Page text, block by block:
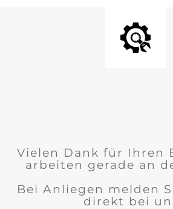
Vielen Dank für Ihren
arbeiten gerade an
Bei Anliegen melden
direkt bei